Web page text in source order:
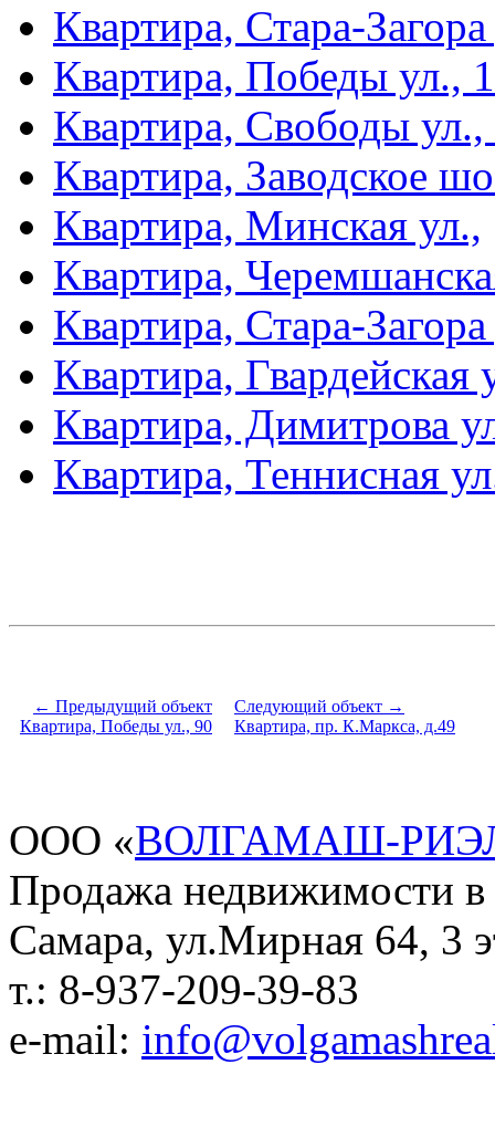
Квартира, Стара-
Квартира, Победы ул.,
Квартира, Свободы ул.,
Квартира, Заводское
Квартира, Минская ул.,
Квартира,
Квартира, Стара-
Квартира, Гвардейская
Квартира, Димитрова
Квартира, Теннисная
← Предыдущий объект
Квартира, Победы ул., 90
Следующий объект →
Квартира, пр. К.Маркса, д.49
ООО «ВОЛГАМАШ-
Продажа недвижимости
Самара, ул.Мирная 64, 3
т.: 8-937-209-39-83
e-mail: